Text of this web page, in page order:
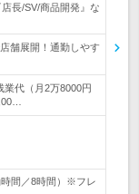
長/SV/商品開発』な
舗展開！通勤しやす
代（月2万8000円
間／8時間）※フレ